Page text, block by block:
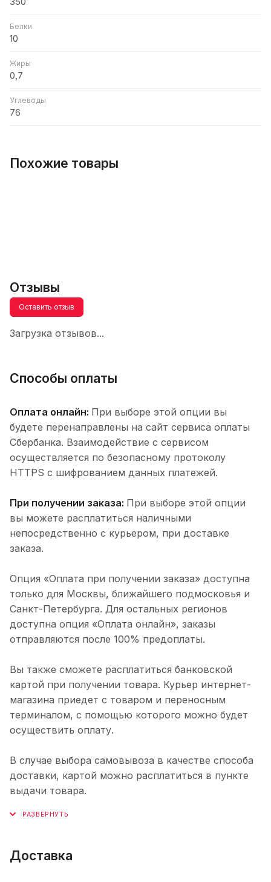
Белки
10
Жиры
0,7
Углеводы
76
Похожие товары
Отзывы
Оставить отзыв
Загрузка отзывов...
Способы оплаты
Оплата онлайн: При выборе этой опции вы
будете перенаправлены на сайт сервиса оплаты
Сбербанка. Взаимодействие с сервисом
осуществляется по безопасному протоколу
HTTPS с шифрованием данных платежей.
При получении заказа: При выборе этой опции
вы можете расплатиться наличными
непосредственно с курьером, при доставке
заказа.
Опция «Оплата при получении заказа» доступна
только для Москвы, ближайшего подмосковья и
Санкт-Петербурга. Для остальных регионов
доступна опция «Оплата онлайн», заказы
отправляются после 100% предоплаты.
Вы также сможете расплатиться банковской
картой при получении товара. Курьер интернет-
магазина приедет с товаром и переносным
терминалом, с помощью которого можно будет
осуществить оплату.
В случае выбора самовывоза в качестве способа
доставки, картой можно расплатиться в пункте
выдачи товара.
Доставка